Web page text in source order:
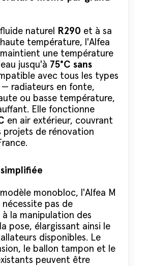
naturel R290 et à sa
température, l'Alfea
une température
jusqu'à 75°C sans
avec tous les types
radiateurs en fonte,
ou basse température,
Elle fonctionne
en air extérieur, couvrant
projets de rénovation
monobloc, l'Alfea M
pas de
la manipulation des
pose, élargissant ainsi le
disponibles. Le
le ballon tampon et le
peuvent être